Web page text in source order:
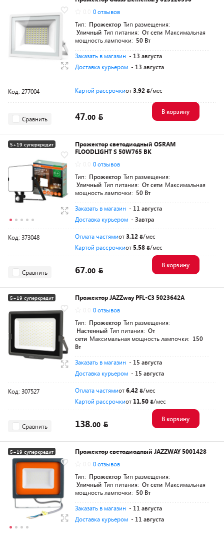
0 отзывов
Тип: Прожектор Тип размещения:
Уличный Тип питания: От сети Максимальная
мощность лампочки: 50 Вт
Заказать в магазин - 13 августа
Доставка курьером - 13 августа
Код: 277004 Картой рассрочкиот3,92 /мес
Сравнить 47.00
В корзину
5+19 суперкредит
Прожектор светодиодный OSRAM
FLOODLIGHT S 50W765 BK
0 отзывов
Тип: Прожектор Тип размещения:
Уличный Тип питания: От сети Максимальная
мощность лампочки: 50 Вт
Заказать в магазин - 11 августа
Доставка курьером - Завтра
Код: 373048 Оплата частямиот3,12
/мес
Картой рассрочкиот 5,58 /мес
Сравнить 67.00
В корзину
5+19 суперкредит
Разумная цена
Прожектор JAZZway PFL-C3 5023642A
0 отзывов
Тип: Прожектор Тип размещения:
Настенный Тип питания: От
сети Максимальная мощность лампочки: 150
Вт
Заказать в магазин - 15 августа
Доставка курьером - 15 августа
Код: 307527 Оплата частямиот6,42
/мес
Картой рассрочкиот 11,50 /мес
Сравнить 138.00
В корзину
5+19 суперкредит
Разумная цена
Прожектор светодиодный JAZZWAY 5001428
0 отзывов
Тип: Прожектор Тип размещения:
Уличный Тип питания: От сети Максимальная
мощность лампочки: 50 Вт
Заказать в магазин - 11 августа
Доставка курьером - 11 августа